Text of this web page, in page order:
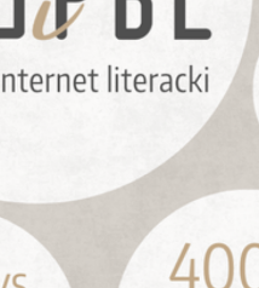
i Języka Polskiego
i Języka Polskiego